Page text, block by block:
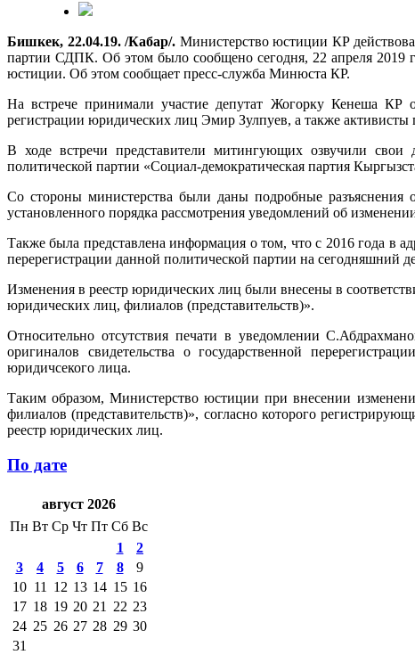
Бишкек, 22.04.19. /Кабар/. Министерство юстиции КР
партии СДПК. Об этом было сообщено сегодня, 22 апреля 2019
юстиции. Об этом сообщает пресс-служба Минюста КР.
На встрече принимали участие депутат Жогорку Кенеша КР
регистрации юридических лиц Эмир Зулпуев, а также активисты
В ходе встречи представители митингующих озвучили
политической партии «Социал-демократическая партия
Со стороны министерства были даны подробные разъяснения
установленного порядка рассмотрения уведомлений об
Также была представлена информация о том, что с 2016 года в
перерегистрации данной политической партии на сегодняшний
Изменения в реестр юридических лиц были внесены в
юридических лиц, филиалов (представительств)».
Относительно отсутствия печати в уведомлении
оригиналов свидетельства о государственной
юридичсекого лица.
Таким образом, Министерство юстиции при внесении
филиалов (представительств)», согласно которого
реестр юридических лиц.
По дате
август 2026
Пн Вт Ср Чт Пт Сб Вс
1
2
3
4 5 6 7 8
9
10 11 12 13 14 15 16
17 18 19 20 21 22 23
24 25 26 27 28 29 30
31